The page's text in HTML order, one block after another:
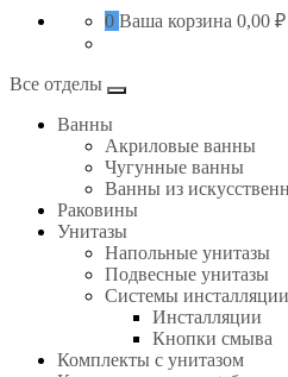
0 Ваша корзина 0,00 ₽
Все отделы
Ванны
Акриловые ванны
Чугунные ванны
Ванны из
Раковины
Унитазы
Напольные унитазы
Подвесные унитазы
Системы
Инсталляции
Кнопки смыва
Комплекты с унитазом